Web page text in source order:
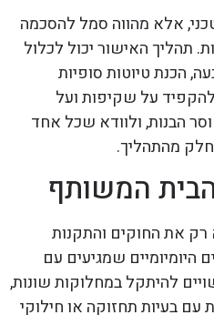
אלא מהווה סמל להסכמה
תהליך האישור יכול לכלול
הכנת טיוטות סופיות
על שקיפות ועל
הבנות, ולוודא שכל אחד
מהתהליך.
המשותף
את החוקים והתקנות
שמגיעים עם
להיתקל במחלוקות שונות,
בעיות תחזוקה או חילוקי